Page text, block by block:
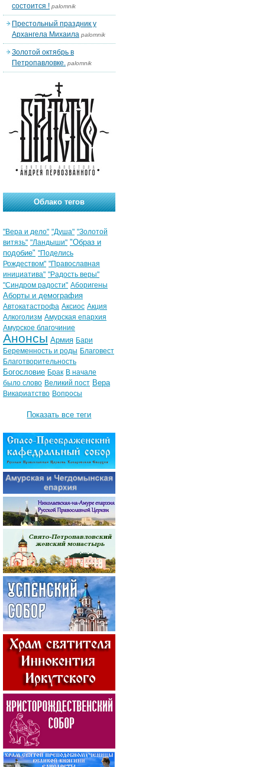
состоится ! palomnik
Престольный праздник у
Архангела Михаила palomnik
Золотой октябрь в
Петропавловке. palomnik
Облако тегов
"Вера и дело" "Душа" "Золотой
витязь" "Ландыши" "Образ и
подобие" "Поделись
Рождеством" "Православная
инициатива" "Радость веры"
"Синдром радости" Аборигены
Аборты и демография
Автокатастрофа Аксиос Акция
Алкоголизм Амурская епархия
Амурское благочиние
Анонсы Армия Бари
Беременность и роды Благовест
Благотворительность
Богословие Брак В начале
было слово Великий пост Вера
Викариатство Вопросы
Показать все теги